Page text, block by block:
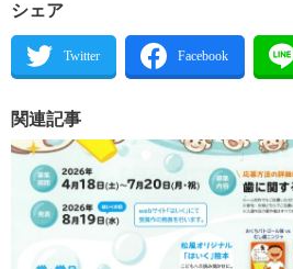
シェア
関連記事